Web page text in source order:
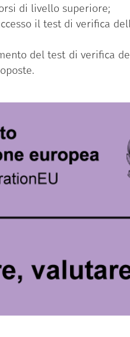
di livello superiore;
il test di verifica
del test di verifica